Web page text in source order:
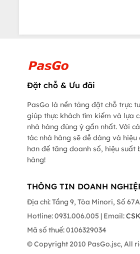
Đặt chỗ & Ưu đãi
PasGo là nền tảng đặt chỗ trực
giúp thực khách tìm kiếm và lựa
nhà hàng đúng ý gần nhất. Với
tác nhà hàng sẽ dễ dàng và hiệu
hơn để tăng doanh số, hiệu suất
hàng!
THÔNG TIN DOANH
Địa chỉ: Tầng 9, Tòa Minori, Số
Hotline: 0931.006.005 | Email:
Mã số thuế: 0106329034
© Copyright 2010 PasGo.jsc, All